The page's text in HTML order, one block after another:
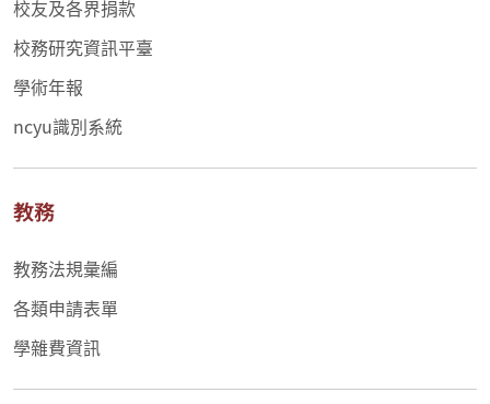
校友及各界捐款
校務研究資訊平臺
學術年報
ncyu識別系統
教務
教務法規彙編
各類申請表單
學雜費資訊